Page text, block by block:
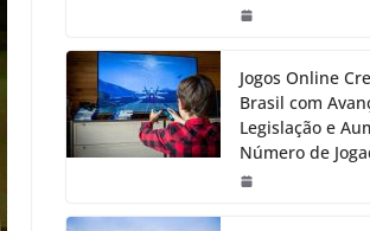
Jogos Online
Brasil com
Legislação e
Número de